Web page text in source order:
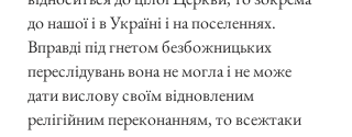
до нашої і в Україні і на поселеннях.
Вправді під гнетом безбожницьких
переслідувань вона не могла і не може
дати вислову своїм відновленим
релігійним переконанням, то всежтаки